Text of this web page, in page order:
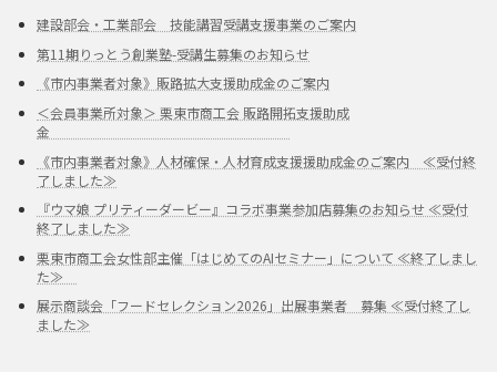
建設部会・工業部会 技能講習受講支援事業のご案内
第11期りっとう創業塾-受講生募集のお知らせ
《市内事業者対象》販路拡大支援助成金のご案内
＜会員事業所対象＞ 栗東市商工会 販路開拓支援助成
金
《市内事業者対象》人材確保・人材育成支援援助成金のご案内 ≪受付終
了しました≫
『ウマ娘 プリティーダービー』コラボ事業参加店募集のお知らせ ≪受付
終了しました≫
栗東市商工会女性部主催「はじめてのAIセミナー」について ≪終了しまし
た≫
展示商談会「フードセレクション2026」出展事業者 募集 ≪受付終了し
ました≫